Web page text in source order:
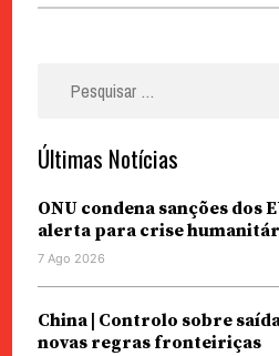
Últimas Notícias
ONU condena sanções dos
alerta para crise
7 Ago 2026
China | Controlo sobre
novas regras fronteiriças